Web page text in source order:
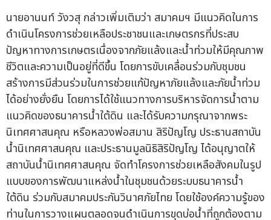
นายอานนท์ วังวสุ กล่าวเพิ่มเติมว่า สมาคมฯ มีแนวคิดในการ
ดำเนินโครงการช่วยเหลือประชาชนและเกษตรกรที่ประสบ
ปัญหาทางการเกษตรเนื่องจากภัยแล้งและน้ำท่วมให้มีคุณภาพ
ชีวิตและความเป็นอยู่ที่ดีขึ้น โดยการขับเคลื่อนร่วมกับชุมชน
สร้างการมีส่วนร่วมในการช่วยแก้ปัญหาภัยแล้งและภัยน้ำท่วม
ได้อย่างยั่งยืน โดยการได้ใช้แนวทางการบริหารจัดการน้ำตาม
แนวคิดของธนาคารน้ำใต้ดิน และได้รับความกรุณาจากพระ
นิเทศศาสนคุณ หรือหลวงพ่อสมาน สิริปัญโญ ประธานสถาบัน
น้ำนิเทศศาสนคุณ และประธานมูลนิธิสิริปัญโญ ได้อนุญาตให้
สถาบันน้ำนิเทศศาสนคุณ จัดทำโครงการช่วยเหลือสังคมในรูป
แบบของการพัฒนาแหล่งน้ำในชุมชนด้วยระบบธนาคารน้ำ
ใต้ดิน ร่วมกับสมาคมประกันวินาศภัยไทย โดยใช้องค์ความรู้ของ
ท่านในการวางแผนตลอดจนดำเนินการขุดบ่อน้ำที่ถูกต้องตาม